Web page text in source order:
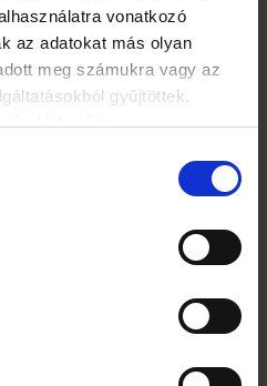
vonatkozó
az adatokat más olyan
meg számukra vagy az
gyűjtöttek.
elérhető itt.